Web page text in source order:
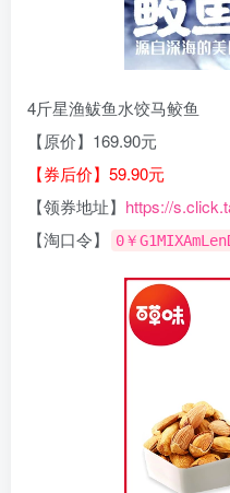
4斤星渔鲅鱼水饺马鲛鱼
【原价】169.90元
【券后价】59.90元
【领券地址】 https://
【淘口令】
0￥